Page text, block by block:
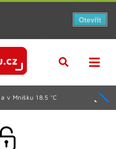
v Mníšku 18.5 °C
Otevřít